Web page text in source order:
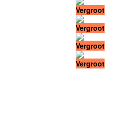
Vergroot
Vergroot
Vergroot
Vergroot